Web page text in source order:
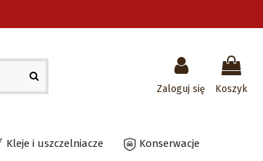
Zaloguj się Koszyk
Kleje i uszczelniacze Konserwacje